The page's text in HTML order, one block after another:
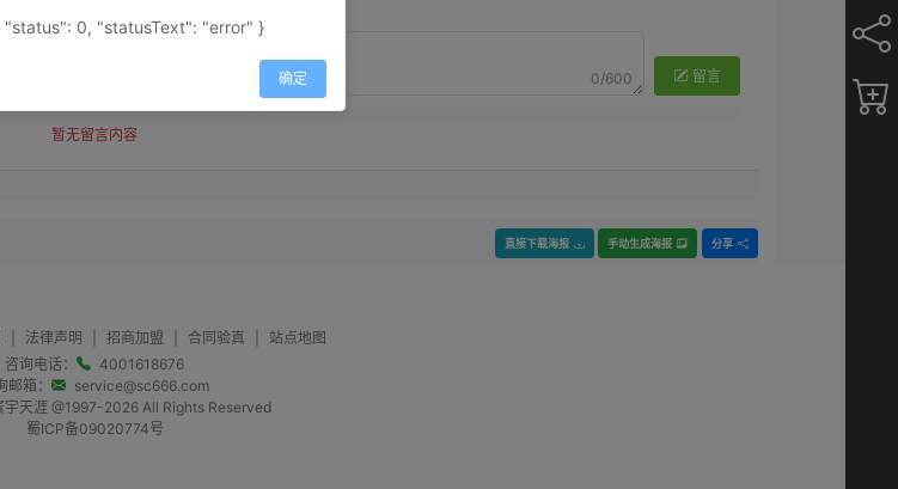
0/600 留言
暂无留言内容
直接下载海报 手动生成海报 分享
法律声明 招商加盟 合同验真
站点地图
咨询电话：
4001618676
邮箱：
service@sc666.com
宇天涯 @1997-2026All Rights Reserved
蜀ICP备09020774号
0, "statusText": "error" }
确定